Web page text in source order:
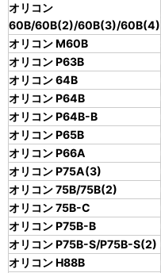
オリコン
60B/60B(2)/60B(3)/60B(4)
オリコン M60B
オリコン P63B
オリコン 64B
オリコン P64B
オリコン P64B-B
オリコン P65B
オリコン P66A
オリコン P75A(3)
オリコン 75B/75B(2)
オリコン 75B-C
オリコン P75B-B
オリコン P75B-S/P75B-S(2)
オリコン H88B